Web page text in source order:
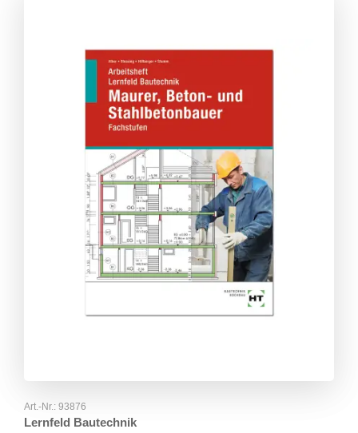
Art.-Nr.: 93876
Lernfeld Bautechnik